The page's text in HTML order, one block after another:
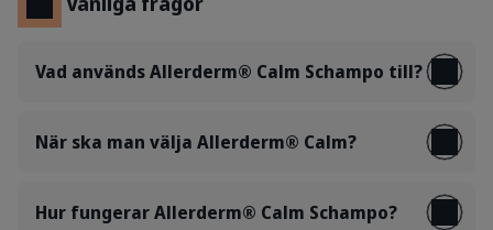
Vad används Allerderm® Calm Schampo till?
När ska man välja Allerderm® Calm?
Hur fungerar Allerderm® Calm Schampo?